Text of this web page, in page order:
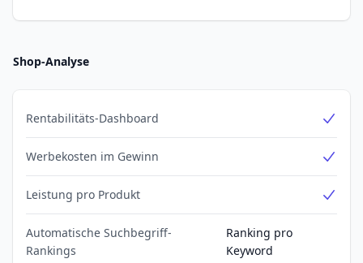
Shop-Analyse
Rentabilitäts-Dashboard
Werbekosten im Gewinn
Leistung pro Produkt
Automatische Suchbegriff-
Rankings
Ranking pro
Keyword